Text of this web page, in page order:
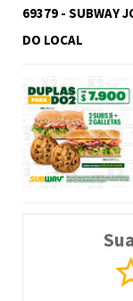
69379 - SUBWAY
DO LOCAL